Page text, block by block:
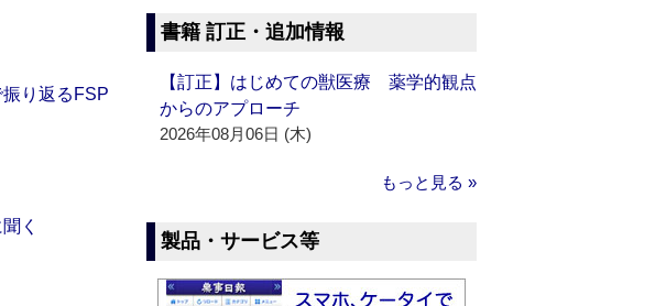
り返るFSP
く
書籍 訂正・追加情報
【訂正】はじめての獣医療 薬学的観点
からのアプローチ
2026年08月06日 (木)
もっと見る »
製品・サービス等